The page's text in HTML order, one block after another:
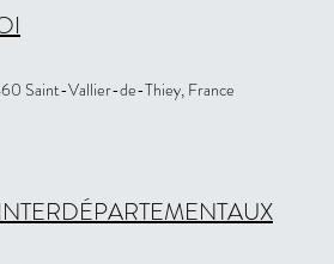
Saint-Vallier-de-Thiey, France